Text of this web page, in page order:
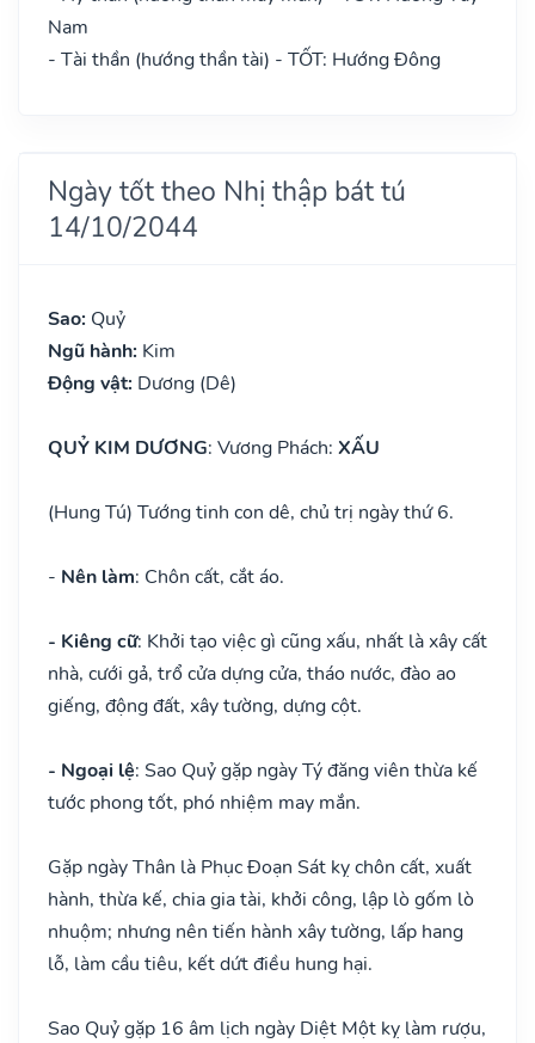
Nam
- Tài thần (hướng thần tài) - TỐT: Hướng Đông
Ngày tốt theo Nhị thập bát tú
14/10/2044
Sao: Quỷ
Ngũ hành: Kim
Động vật: Dương (Dê)
QUỶ KIM DƯƠNG: Vương Phách: XẤU
(Hung Tú) Tướng tinh con dê, chủ trị ngày thứ 6.
- Nên làm: Chôn cất, cắt áo.
- Kiêng cữ: Khởi tạo việc gì cũng xấu, nhất là xây cất
nhà, cưới gả, trổ cửa dựng cửa, tháo nước, đào ao
giếng, động đất, xây tường, dựng cột.
- Ngoại lệ: Sao Quỷ gặp ngày Tý đăng viên thừa kế
tước phong tốt, phó nhiệm may mắn.
Gặp ngày Thân là Phục Đoạn Sát kỵ chôn cất, xuất
hành, thừa kế, chia gia tài, khởi công, lập lò gốm lò
nhuộm; nhưng nên tiến hành xây tường, lấp hang
lỗ, làm cầu tiêu, kết dứt điều hung hại.
Sao Quỷ gặp 16 âm lịch ngày Diệt Một kỵ làm rượu,